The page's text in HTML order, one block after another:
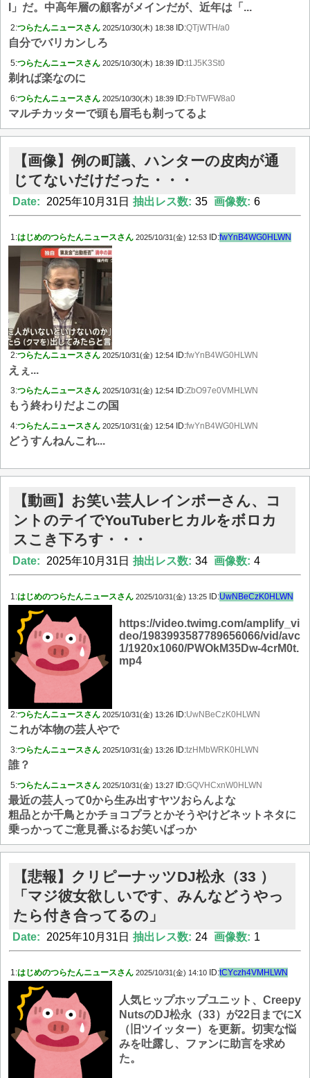
I」だ。中高年層の顧客がメインだが、近年は「...
2:つらたんニュースさん 2025/10/30(木) 18:38 ID:QTjWTH/a0
自分でバリカンしろ
5:つらたんニュースさん 2025/10/30(木) 18:39 ID:t1J5K3St0
剃れば楽なのに
6:つらたんニュースさん 2025/10/30(木) 18:39 ID:FbTWFW8a0
マルチカッターで頭も眉毛も剃ってるよ
【画像】例の町議、ハンターの皮肉が通
じてないだけだった・・・
Date: 2025年10月31日 抽出レス数: 35 画像数: 6
1:はじめのつらたんニュースさん 2025/10/31(金) 12:53 ID:fwYnB4WG0HLWN
2:つらたんニュースさん 2025/10/31(金) 12:54 ID:fwYnB4WG0HLWN
えぇ...
3:つらたんニュースさん 2025/10/31(金) 12:54 ID:ZbO97e0VMHLWN
もう終わりだよこの国
4:つらたんニュースさん 2025/10/31(金) 12:54 ID:fwYnB4WG0HLWN
どうすんねんこれ...
【動画】お笑い芸人レインボーさん、コ
ントのテイでYouTuberヒカルをボロカ
スこき下ろす・・・
Date: 2025年10月31日 抽出レス数: 34 画像数: 4
1:はじめのつらたんニュースさん 2025/10/31(金) 13:25 ID:UwNBeCzK0HLWN
https://video.twimg.com/amplify_vi
deo/1983993587789656066/vid/avc
1/1920x1060/PWOkM35Dw-4crM0t.
mp4
2:つらたんニュースさん 2025/10/31(金) 13:26 ID:UwNBeCzK0HLWN
これが本物の芸人やで
3:つらたんニュースさん 2025/10/31(金) 13:26 ID:tzHMbWRK0HLWN
誰？
5:つらたんニュースさん 2025/10/31(金) 13:27 ID:GQVHCxnW0HLWN
最近の芸人って0から生み出すヤツおらんよな
粗品とか千鳥とかチョコプラとかそうやけどネットネタに
乗っかってご意見番ぶるお笑いばっか
【悲報】クリピーナッツDJ松永（33 ）
「マジ彼女欲しいです、みんなどうやっ
たら付き合ってるの」
Date: 2025年10月31日 抽出レス数: 24 画像数: 1
1:はじめのつらたんニュースさん 2025/10/31(金) 14:10 ID:tCYczh4VMHLWN
人気ヒップホップユニット、Creepy
NutsのDJ松永（33）が22日までにX
（旧ツイッター）を更新。切実な悩
みを吐露し、ファンに助言を求め
た。